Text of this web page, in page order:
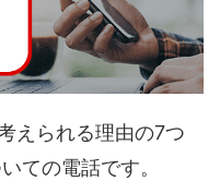
えられる理由の7つ
ての電話です。